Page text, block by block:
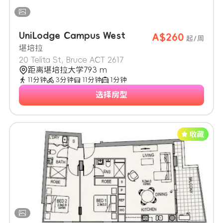
UniLodge Campus West
堪培拉
20 Telita St, Bruce ACT 2617
A$260 起/周
距离堪培拉大学793 m
11分钟 3分钟 11分钟 1分钟
选择房型